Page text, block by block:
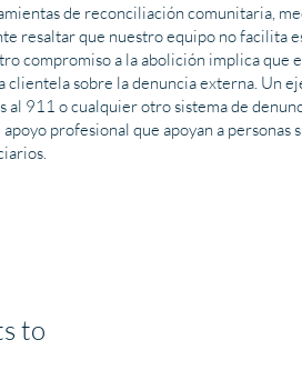
de reconciliación comunitaria,
resaltar que nuestro equipo no facilita
compromiso a la abolición implica que
sobre la denuncia externa. Un
911 o cualquier otro sistema de
profesional que apoyan a personas
to